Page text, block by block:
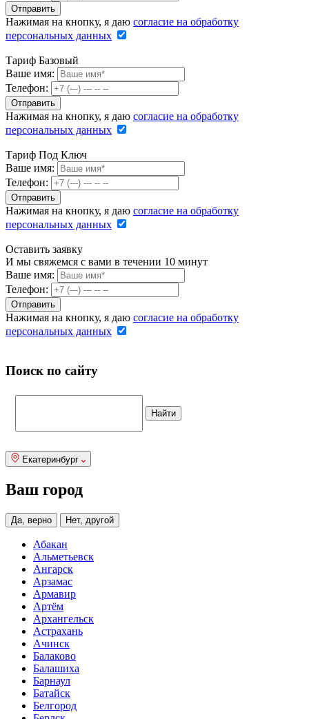
Нажимая на кнопку, я даю согласие на обработку
персональных данных
Тариф Базовый
Ваше имя:
Телефон:
Нажимая на кнопку, я даю согласие на обработку
персональных данных
Тариф Под Ключ
Ваше имя:
Телефон:
Нажимая на кнопку, я даю согласие на обработку
персональных данных
Оставить заявку
И мы свяжемся с вами в течении 10 минут
Ваше имя:
Телефон:
Нажимая на кнопку, я даю согласие на обработку
персональных данных
Поиск по сайту
Екатеринбург
Ваш город
Да, верно Нет, другой
Абакан
Альметьевск
Ангарск
Арзамас
Армавир
Артём
Архангельск
Астрахань
Ачинск
Балаково
Балашиха
Барнаул
Батайск
Белгород